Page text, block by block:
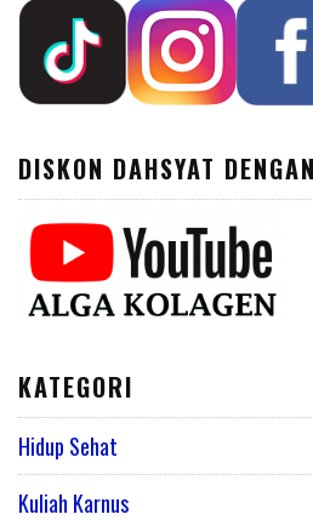
DISKON DAHSYAT
KATEGORI
Hidup Sehat
Kuliah Karnus